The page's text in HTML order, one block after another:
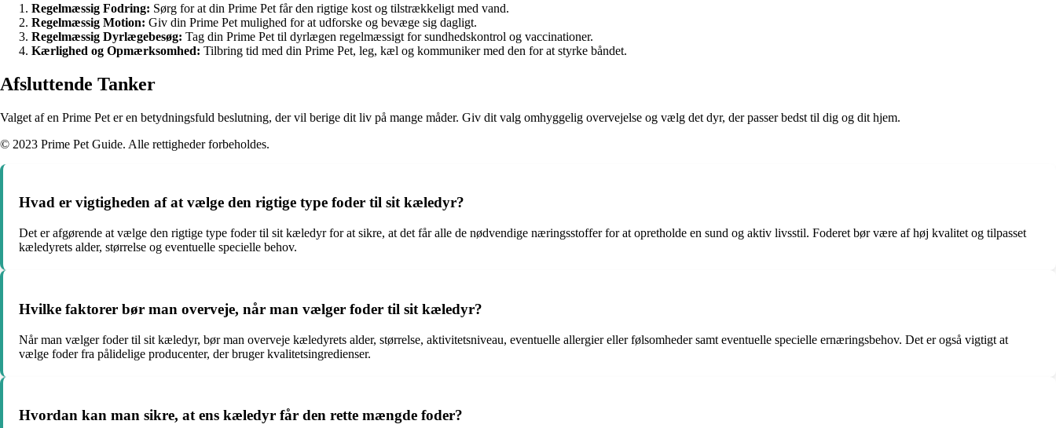
Regelmæssig Fodring: Sørg for at din Prime Pet får den rigtige kost og tilstrækkeligt med vand.
Regelmæssig Motion: Giv din Prime Pet mulighed for at udforske og bevæge sig dagligt.
Regelmæssig Dyrlægebesøg: Tag din Prime Pet til dyrlægen regelmæssigt for sundhedskontrol og vaccinationer.
Kærlighed og Opmærksomhed: Tilbring tid med din Prime Pet, leg, kæl og kommuniker med den for at styrke båndet.
Afsluttende Tanker
Valget af en Prime Pet er en betydningsfuld beslutning, der vil berige dit liv på mange måder. Giv dit valg omhyggelig overvejelse og vælg det dyr, der passer bedst til dig og dit hjem.
© 2023 Prime Pet Guide. Alle rettigheder forbeholdes.
Hvad er vigtigheden af at vælge den rigtige type foder til sit kæledyr?
Det er afgørende at vælge den rigtige type foder til sit kæledyr for at sikre, at det får alle de nødvendige næringsstoffer for at opretholde en sund og aktiv livsstil. Foderet bør være af høj kvalitet og tilpasset
kæledyrets alder, størrelse og eventuelle specielle behov.
Hvilke faktorer bør man overveje, når man vælger foder til sit kæledyr?
Når man vælger foder til sit kæledyr, bør man overveje kæledyrets alder, størrelse, aktivitetsniveau, eventuelle allergier eller følsomheder samt eventuelle specielle ernæringsbehov. Det er også vigtigt at
vælge foder fra pålidelige producenter, der bruger kvalitetsingredienser.
Hvordan kan man sikre, at ens kæledyr får den rette mængde foder?